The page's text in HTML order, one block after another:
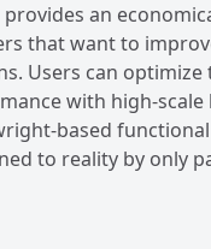
provides an
that want to
Users can optimize
with high-scale
based
to reality by only